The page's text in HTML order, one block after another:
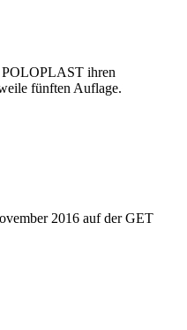
POLOPLAST ihren
fünften Auflage.
2016 auf der GET